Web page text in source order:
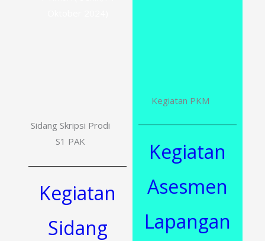
Sidang Skripsi Prodi
S1 PAK
Kegiatan
Sidang
Kegiatan PKM
Kegiatan
Asesmen
Lapangan